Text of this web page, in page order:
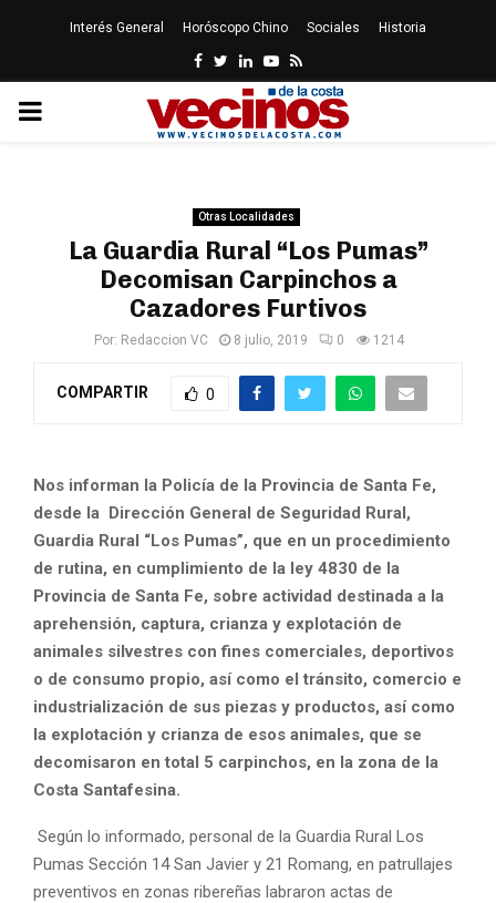
Interés General Horóscopo Chino Sociales Historia
Facebook
Twitter
LinkedinYoutube
Rss
PRIMARY
Otras Localidades
La Guardia Rural “Los Pumas”
Decomisan Carpinchos a
Cazadores Furtivos
Por: Redaccion VC 8 julio, 2019 0 1214
COMPARTIR 0
Nos informan la Policía de la Provincia de Santa Fe,
desde la Dirección General de Seguridad Rural,
Guardia Rural “Los Pumas”, que en un procedimiento
de rutina, en cumplimiento de la ley 4830 de la
Provincia de Santa Fe, sobre actividad destinada a la
aprehensión, captura, crianza y explotación de
animales silvestres con fines comerciales, deportivos
o de consumo propio, así como el tránsito, comercio e
industrialización de sus piezas y productos, así como
la explotación y crianza de esos animales, que se
decomisaron en total 5 carpinchos, en la zona de la
Costa Santafesina.
Según lo informado, personal de la Guardia Rural Los
Pumas Sección 14 San Javier y 21 Romang, en patrullajes
preventivos en zonas ribereñas labraron actas de